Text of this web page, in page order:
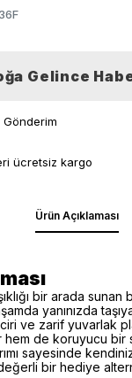
Gelince
Gönderim
ücretsiz kargo
Ürün Açıklaması
bir arada sunan
yanınızda
ve zarif yuvarlak
de koruyucu bir
sayesinde
bir hediye